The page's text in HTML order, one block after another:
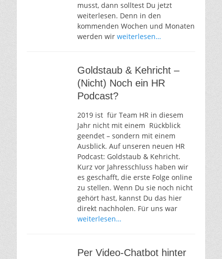
musst, dann solltest Du jetzt
weiterlesen. Denn in den
kommenden Wochen und Monaten
werden wir weiterlesen…
Goldstaub & Kehricht –
(Nicht) Noch ein HR
Podcast?
2019 ist für Team HR in diesem
Jahr nicht mit einem Rückblick
geendet – sondern mit einem
Ausblick. Auf unseren neuen HR
Podcast: Goldstaub & Kehricht.
Kurz vor Jahresschluss haben wir
es geschafft, die erste Folge online
zu stellen. Wenn Du sie noch nicht
gehört hast, kannst Du das hier
direkt nachholen. Für uns war
weiterlesen…
Per Video-Chatbot hinter